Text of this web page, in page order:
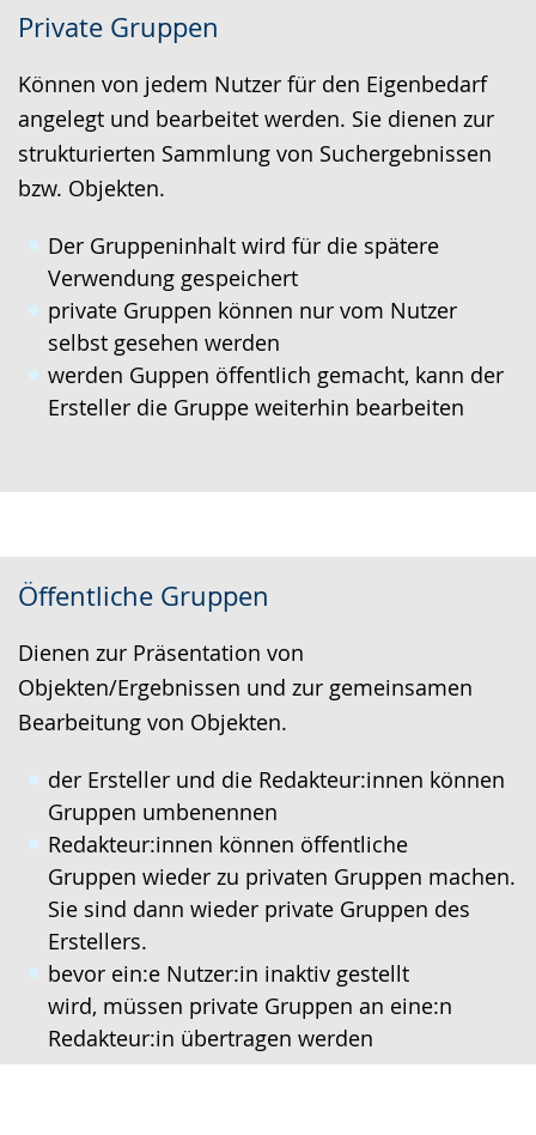
Private Gruppen
Können von jedem Nutzer für den Eigenbedarf
angelegt und bearbeitet werden. Sie dienen zur
strukturierten Sammlung von Suchergebnissen
bzw. Objekten.
Der Gruppeninhalt wird für die spätere
Verwendung gespeichert
private Gruppen können nur vom Nutzer
selbst gesehen werden
werden Guppen öffentlich gemacht, kann der
Ersteller die Gruppe weiterhin bearbeiten
Öffentliche Gruppen
Dienen zur Präsentation von
Objekten/Ergebnissen und zur gemeinsamen
Bearbeitung von Objekten.
der Ersteller und die Redakteur:innen können
Gruppen umbenennen
Redakteur:innen können öffentliche
Gruppen wieder zu privaten Gruppen machen.
Sie sind dann wieder private Gruppen des
Erstellers.
bevor ein:e Nutzer:in inaktiv gestellt
wird, müssen private Gruppen an eine:n
Redakteur:in übertragen werden